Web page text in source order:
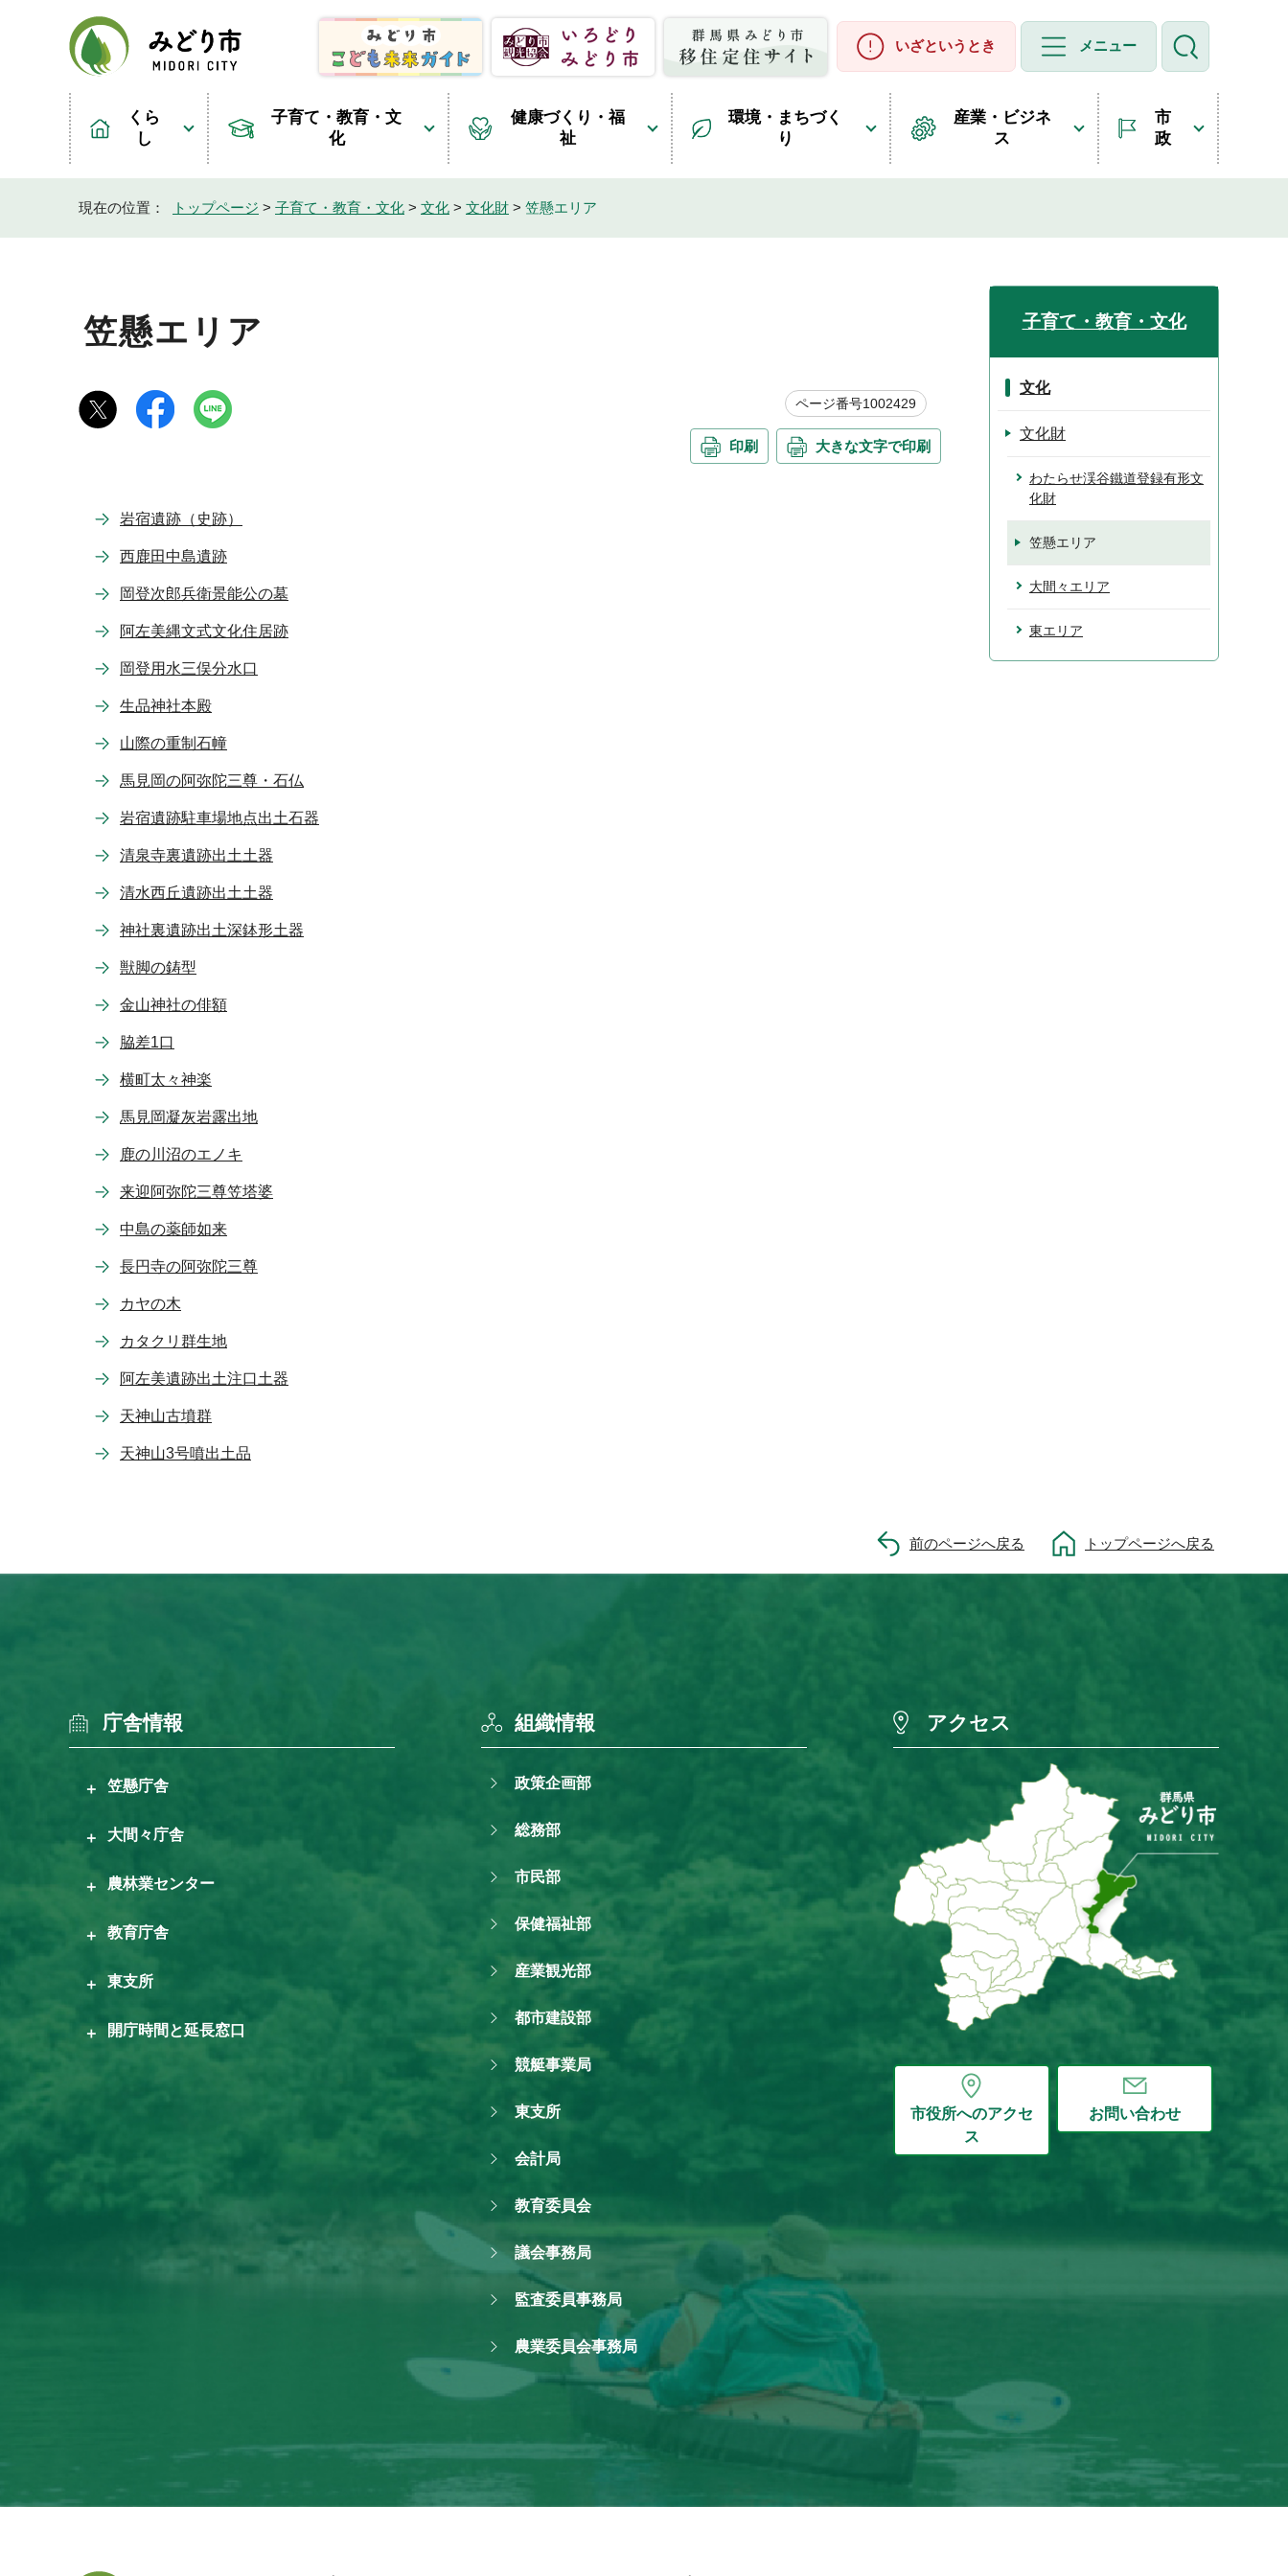
いざというとき メニュー
くら
し
子育て・教育・文
化
健康づくり・福
祉
環境・まちづく
り
産業・ビジネ
ス
市
政
現在の位置： トップページ > 子育て・教育・文化 > 文化 > 文化財 > 笠懸エリア
笠懸エリア
ページ番号1002429
印刷 大きな文字で印刷
岩宿遺跡（史跡）
西鹿田中島遺跡
岡登次郎兵衛景能公の墓
阿左美縄文式文化住居跡
岡登用水三俣分水口
生品神社本殿
山際の重制石幢
馬見岡の阿弥陀三尊・石仏
岩宿遺跡駐車場地点出土石器
清泉寺裏遺跡出土土器
清水西丘遺跡出土土器
神社裏遺跡出土深鉢形土器
獣脚の鋳型
金山神社の俳額
脇差1口
横町太々神楽
馬見岡凝灰岩露出地
鹿の川沼のエノキ
来迎阿弥陀三尊笠塔婆
中島の薬師如来
長円寺の阿弥陀三尊
カヤの木
カタクリ群生地
阿左美遺跡出土注口土器
天神山古墳群
天神山3号噴出土品
子育て・教育・文化
文化
文化財
わたらせ渓谷鐵道登録有形文
化財
笠懸エリア
大間々エリア
東エリア
前のページへ戻る トップページへ戻る
庁舎情報
笠懸庁舎
大間々庁舎
農林業センター
教育庁舎
東支所
開庁時間と延長窓口
組織情報
政策企画部
総務部
市民部
保健福祉部
産業観光部
都市建設部
競艇事業局
東支所
会計局
教育委員会
議会事務局
監査委員事務局
農業委員会事務局
アクセス
市役所へのアクセ
ス
お問い合わせ